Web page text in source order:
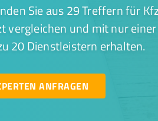
Sie aus 29 Treffern für
vergleichen und mit nur
20 Dienstleistern erhalten.
ANFRAGEN